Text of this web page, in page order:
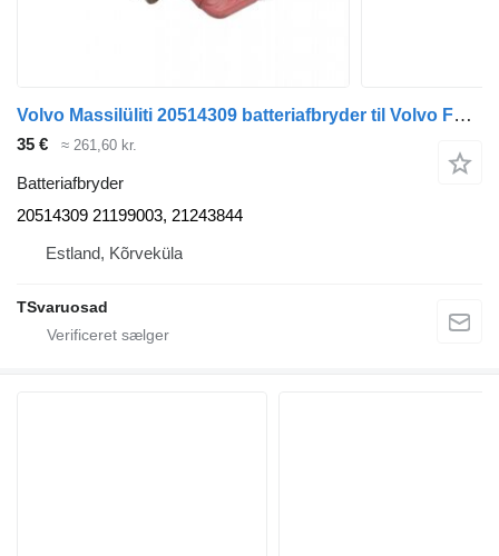
Volvo Massilüliti 20514309 batteriafbryder til Volvo FL-240 trækker
35 € ≈ 261,60 kr.
Batteriafbryder
20514309 21199003, 21243844
Estland, Kõrveküla
TSvaruosad